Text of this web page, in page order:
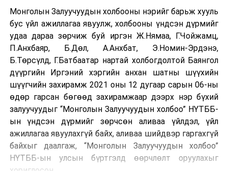
Монголын Залуучуудын холбооны нэрийг барьж хууль
бус үйл ажиллагаа явуулж, холбооны үндсэн дүрмийг
удаа дараа зөрчиж буй иргэн Ж.Нямаа, Г.Чойжамц,
П.Анхбаяр, Б.Дөл, А.Анхбат, Э.Номин-Эрдэнэ,
Б.Төрсүлд, Г.Батбаатар нартай холбогдолтой Баянгол
дүүргийн Иргэний хэргийн анхан шатны шүүхийн
шүүгчийн захирамж 2021 оны 12 дугаар сарын 06-ны
өдөр гарсан бөгөөд захирамжаар дээрх нэр бүхий
залуучуудыг “Монголын Залуучуудын холбоо” НҮТББ-
ын үндсэн дүрмийг зөрчсөн аливаа үйлдэл, үйл
ажиллагаа явуулахгүй байх, аливаа шийдвэр гаргахгүй
байхыг даалгаж, “Монголын Залуучуудын холбоо”
НҮТББ-ын улсын бүртгэлд өөрчлөлт оруулахыг